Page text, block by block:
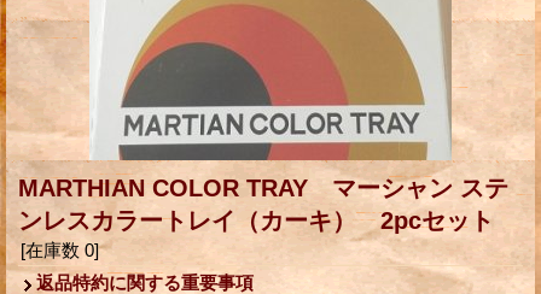
MARTHIAN COLOR TRAY マーシャン ステ
ンレスカラートレイ（カーキ） 2pcセット
[在庫数 0]
返品特約に関する重要事項